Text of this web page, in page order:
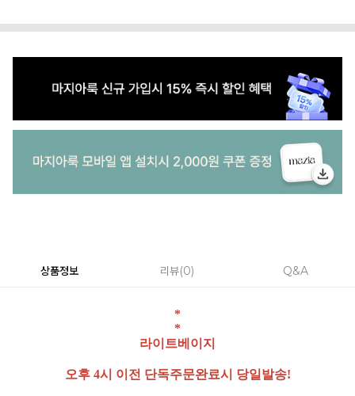
상품정보 리뷰 0 Q&A
*
*
라이트베이지
오후 4시 이전 단독주문완료시 당일발송!